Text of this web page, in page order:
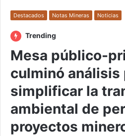
Destacados Notas Mineras Noticias
Trending
Mesa público-
culminó análisis
simplificar la
ambiental de
proyectos